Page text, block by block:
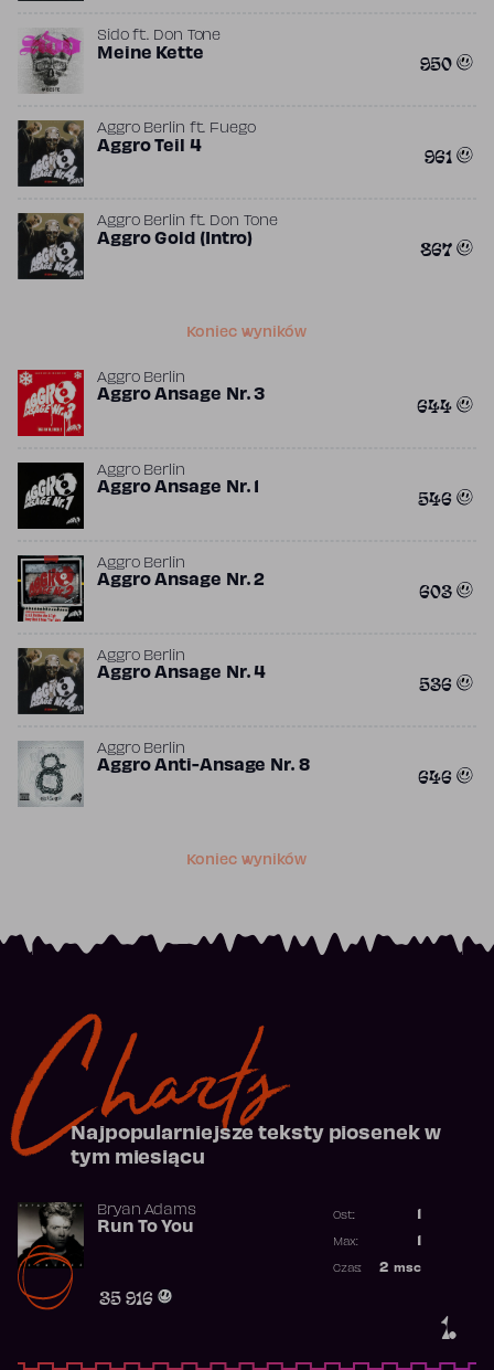
Sidoft. Don Tone
Meine Kette 950
Aggro Berlin ft. Fuego
Aggro Teil 4 961
Aggro Berlin ft. Don Tone
Aggro Gold (Intro) 867
Koniec wyników
Aggro Berlin
Aggro Ansage Nr. 3 644
Aggro Berlin
Aggro Ansage Nr. 1 546
Aggro Berlin
Aggro Ansage Nr. 2 603
Aggro Berlin
Aggro Ansage Nr. 4 536
Aggro Berlin
Aggro Anti-Ansage Nr. 8 646
Koniec wyników
Charts
Najpopularniejsze teksty piosenek w
tym miesiącu
1.
Bryan Adams
Run To You
35 916
Ost.:
Max:
2 msc
Czas: